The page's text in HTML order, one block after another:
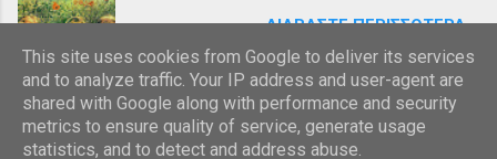
ΔΙΑΒΆΣΤΕ ΠΕΡΙΣΣΌΤΕΡΑ »
This site uses cookies from Google to deliver its services
and to analyze traffic. Your IP address and user-agent are
shared with Google along with performance and security
metrics to ensure quality of service, generate usage
statistics, and to detect and address abuse.